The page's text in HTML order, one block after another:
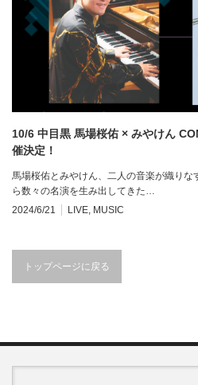
10/6 中目黒 馬場桜佑 × みやけん
催決定！
馬場桜佑とみやけん、二人の音楽が織り
ら数々の名演を生み出してきた…
2024/6/21
LIVE MUSIC
トップページに戻る